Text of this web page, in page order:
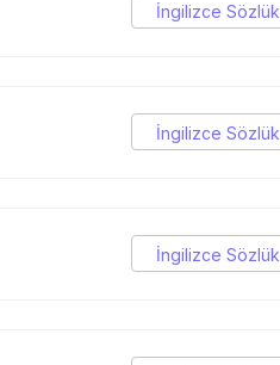
İngilizce Sözlük
İngilizce Sözlük
İngilizce Sözlük